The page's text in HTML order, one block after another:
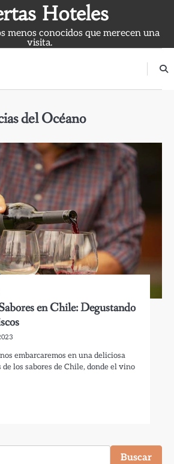
Hoteles
menos conocidos que merecen una
visita.
del Océano
en Chile: Degustando
embarcaremos en una deliciosa
los sabores de Chile, donde el vino
Buscar